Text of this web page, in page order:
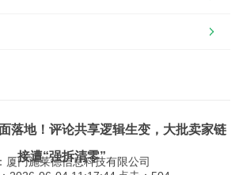
落地！评论共享逻辑生变，大批卖家链
接遭“强拆清零”
厦门施莱德信息科技有限公司